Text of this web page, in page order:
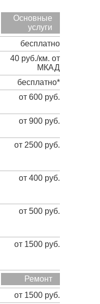
Основные
услуги
бесплатно
40 руб./км. от
МКАД
бесплатно*
от 600 руб.
от 900 руб.
от 2500 руб.
от 400 руб.
от 500 руб.
от 1500 руб.
Ремонт
от 1500 руб.